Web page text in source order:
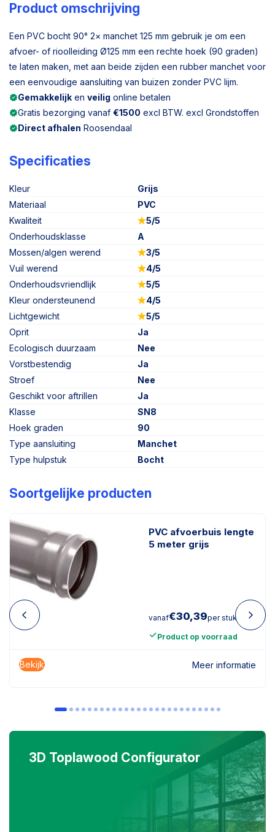
Product omschrijving
Een PVC bocht 90° 2× manchet 125 mm gebruik je om een
afvoer- of rioolleiding Ø125 mm een rechte hoek (90 graden)
te laten maken, met aan beide zijden een rubber manchet voor
een eenvoudige aansluiting van buizen zonder PVC lijm.
Gemakkelijk en veilig online betalen
Gratis bezorging vanaf €1500 excl BTW. excl Grondstoffen
Direct afhalen Roosendaal
Specificaties
Kleur
Grijs
Materiaal
PVC
Kwaliteit
5/5
Onderhoudsklasse
A
Mossen/algen werend
3/5
Vuil werend
4/5
Onderhoudsvriendlijk
5/5
Kleur ondersteunend
4/5
Lichtgewicht
5/5
Oprit
Ja
Ecologisch duurzaam
Nee
Vorstbestendig
Ja
Stroef
Nee
Geschikt voor aftrillen
Ja
Klasse
SN8
Hoek graden
90
Type aansluiting
Manchet
Type hulpstuk
Bocht
Soortgelijke producten
PVC afvoerbuis lengte
5 meter grijs
vanaf€30,39per stuk
Product op voorraad
Bekijk Meer informatie
3D Toplawood Configurator